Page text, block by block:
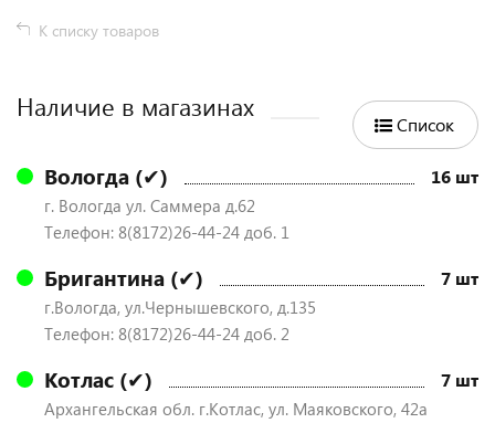
К списку товаров
Наличие в магазинах
Список
Вологда (✔) 16 шт
г. Вологда ул. Саммера д.62
Телефон: 8(8172)26-44-24 доб. 1
Бригантина (✔) 7 шт
г.Вологда, ул.Чернышевского, д.135
Телефон: 8(8172)26-44-24 доб. 2
Котлас (✔) 7 шт
Архангельская обл. г.Котлас, ул. Маяковского, 42а